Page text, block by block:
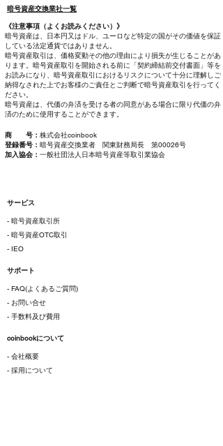
暗号資産交換業社一覧
《注意事項（よくお読みください）》
暗号資産は、日本円又はドル、ユーロなど特定の国がその価値を保証
している法定通貨ではありません。
暗号資産取引は、価格変動その他の理由により損失が生じることがあ
ります。暗号資産取引を開始される前に「契約締結前交付書面」等を
お読みになり、暗号資産取引におけるリスクについて十分に理解しご
納得なされた上でお客様のご責任とご判断で暗号資産取引を行ってく
ださい。
暗号資産は、代価の弁済を受ける者の同意がある場合に限り代価の弁
済のために使用することができます。
商 号： 株式会社coinbook
登録番号： 暗号資産交換業者 関東財務局長 第00026号
加入協会： 一般社団法人日本暗号資産等取引業協会
サービス
- 暗号資産取引所
- 暗号資産OTC取引
- IEO
サポート
- FAQ(よくあるご質問)
- お問い合せ
- 手数料及び費用
coinbookについて
- 会社概要
- 採用について